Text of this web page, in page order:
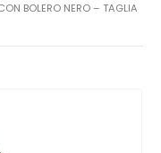
BOLERO NERO – TAGLIA